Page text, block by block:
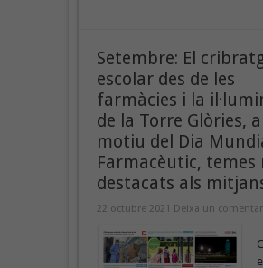
Setembre: El
escolar des de les
farmàcies i la
de la Torre Glòries,
motiu del Dia
Farmacèutic, temes
destacats als
22 octubre 2021 Deixa un